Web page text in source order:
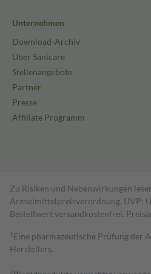
Unternehmen
Download-Archiv
Über Sanicare
Stellenangebote
Partner
Presse
Affiliate Programm
Zu Risiken und Nebenwirkungen
Arzneimittelpreisverordnung. UVP:
Bestell­wert versand­kosten­frei.
1 Eine pharmazeutische Prüfung der
Herstellers.
2